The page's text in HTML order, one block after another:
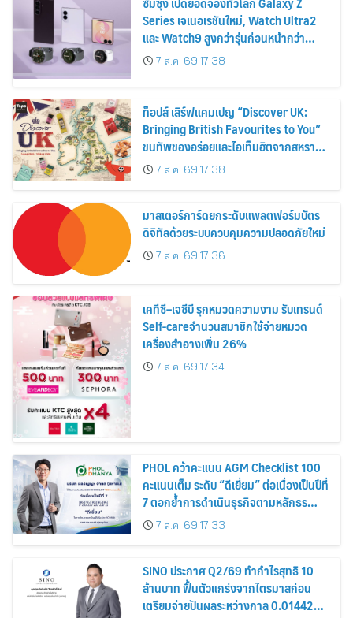
Series เจเนอเรชันใหม่, Watch Ultra2
และ Watch9 สูงกว่ารุ่นก่อนหน้ากว่า
30%7 ส.ค. 69 17:38
ท็อปส์ เสิร์ฟแคมเปญ “Discover UK:
Bringing British Favourites to You”
ขนทัพของอร่อยและไอเท็มฮิตจากสหราช
อาณาจักร ส่งตรงถึงมือตั้งแต่วันนี้ – 18
สิงหาคมนี้
7 ส.ค. 69 17:38
มาสเตอร์การ์ดยกระดับแพลตฟอร์มบัตร
ดิจิทัลด้วยระบบควบคุมความปลอดภัยใหม่
7 ส.ค. 69 17:36
เคทีซี–เจซีบี รุกหมวดความงาม รับเทรนด์
Self-careจำนวนสมาชิกใช้จ่ายหมวด
เครื่องสำอางเพิ่ม 26%
7 ส.ค. 69 17:34
PHOL คว้าคะแนน AGM Checklist 100
คะแนนเต็ม ระดับ “ดีเยี่ยม” ต่อเนื่องเป็นปีที่
7 ตอกย้ำการดำเนินธุรกิจตามหลักธร
รมาภิบาล โปร่งใส สร้างความเชื่อมั่นผู้ถือ
หุ้น
7 ส.ค. 69 17:33
SINO ประกาศ Q2/69 ทำกำไรสุทธิ 10
ล้านบาท ฟื้นตัวแกร่งจากไตรมาสก่อน
เตรียมจ่ายปันผลระหว่างกาล 0.014423